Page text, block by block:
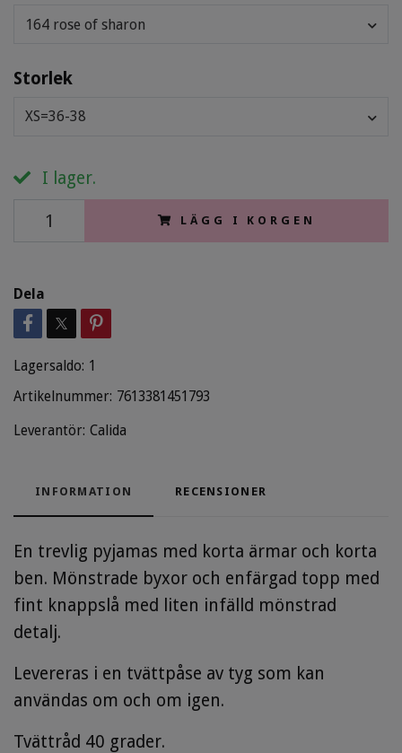
164 rose of sharon
Storlek
XS=36-38
I lager.
LÄGG I KORGEN
Dela
Lagersaldo: 1
Artikelnummer: 7613381451793
Leverantör: Calida
INFORMATION RECENSIONER
En trevlig pyjamas med korta ärmar och korta
ben. Mönstrade byxor och enfärgad topp med
fint knappslå med liten infälld mönstrad
detalj.
Levereras i en tvättpåse av tyg som kan
användas om och om igen.
Tvättråd 40 grader.